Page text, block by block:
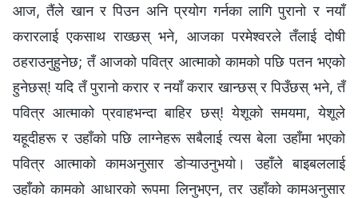
आज, तैंले खान र पिउन अनि प्रयोग गर्नका लागि पुरानो र नयाँ
करारलाई एकसाथ राख्छस् भने, आजका परमेश्‍वरले तँलाई दोषी
ठहराउनुहुनेछ; तँ आजको पवित्र आत्माको कामको पछि पतन भएको
हुनेछस्! यदि तँ पुरानो करार र नयाँ करार खान्छस् र पिउँछस् भने, तँ
पवित्र आत्माको प्रवाहभन्दा बाहिर छस्! येशूको समयमा, येशूले
यहूदीहरू र उहाँको पछि लाग्नेहरू सबैलाई त्यस बेला उहाँमा भएको
पवित्र आत्माको कामअनुसार डोऱ्याउनुभयो। उहाँले बाइबललाई
उहाँको कामको आधारको रूपमा लिनुभएन, तर उहाँको कामअनुसार